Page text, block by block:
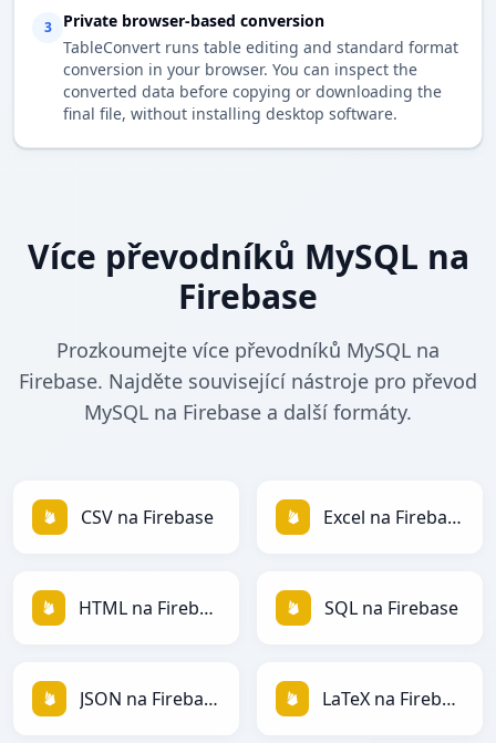
3
Private browser-based conversion
TableConvert runs table editing and standard format
conversion in your browser. You can inspect the
converted data before copying or downloading the
final file, without installing desktop software.
Více převodníků MySQL na
Firebase
Prozkoumejte více převodníků MySQL na
Firebase. Najděte související nástroje pro převod
MySQL na Firebase a další formáty.
CSV na Firebase Excel na Firebase
HTML na Firebase SQL na Firebase
JSON na Firebase LaTeX na Firebase